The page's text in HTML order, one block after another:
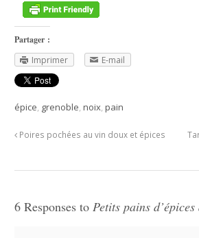
Partager :
Imprimer
E-mail
épice, grenoble,noix,pain
Poires pochées au vin doux et épices
6 Responses toPetits pains